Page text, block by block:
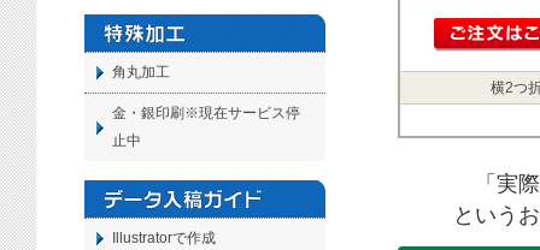
横2つ
「実
という
角丸加工
金・銀印刷※現在サービス停
止中
Illustratorで作成